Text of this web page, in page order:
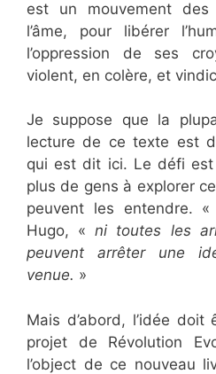
est un mouvement
l’âme, pour libérer
l’oppression de ses
violent, en colère, et
Je suppose que la
lecture de ce texte est
qui est dit ici. Le défi est
plus de gens à explorer
peuvent les entendre. «
Hugo, «ni toutes les
peuvent arrêter une
venue. »
Mais d’abord, l’idée doit
projet de Révolution
l’object de ce nouveau